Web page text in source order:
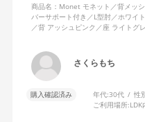
商品名：Monet モネット／背メッ
バーサポート付き／L型肘／ホワイ
／背 アッシュピンク／座 ライトグ
さくらもち
購入確認済み 年代:30代 性
ご利用場所: